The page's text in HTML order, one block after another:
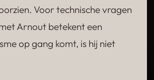
Voor technische vragen
Arnout betekent een
op gang komt, is hij niet